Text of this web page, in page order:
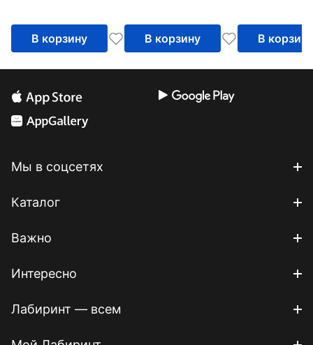
В корзину В корзину В корзину
Мы в соцсетях
Каталог
Важно
Интересно
Лабиринт — всем